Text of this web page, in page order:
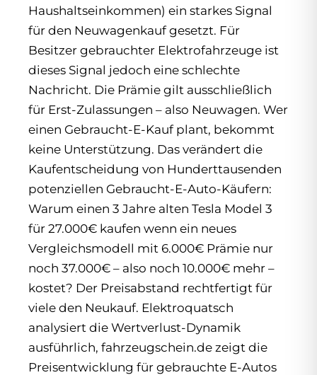
Haushaltseinkommen) ein starkes Signal
für den Neuwagenkauf gesetzt. Für
Besitzer gebrauchter Elektrofahrzeuge ist
dieses Signal jedoch eine schlechte
Nachricht. Die Prämie gilt ausschließlich
für Erst-Zulassungen – also Neuwagen. Wer
einen Gebraucht-E-Kauf plant, bekommt
keine Unterstützung. Das verändert die
Kaufentscheidung von Hunderttausenden
potenziellen Gebraucht-E-Auto-Käufern:
Warum einen 3 Jahre alten Tesla Model 3
für 27.000€ kaufen wenn ein neues
Vergleichsmodell mit 6.000€ Prämie nur
noch 37.000€ – also noch 10.000€ mehr –
kostet? Der Preisabstand rechtfertigt für
viele den Neukauf. Elektroquatsch
analysiert die Wertverlust-Dynamik
ausführlich, fahrzeugschein.de zeigt die
Preisentwicklung für gebrauchte E-Autos